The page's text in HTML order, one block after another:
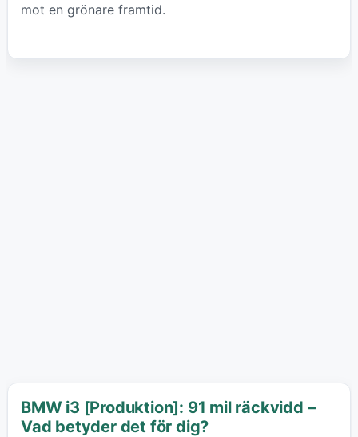
mot en grönare framtid.
BMW i3 [Produktion]: 91 mil räckvidd –
Vad betyder det för dig?